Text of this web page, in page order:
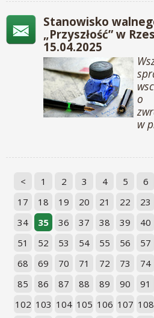
Stanowisko
„Przyszłość” w
15.04.2025
o
w
< 1 2 3 4 5 6
17
18 19 20 21 22 23
34
35 36 37 38 39 40
51
52 53 54 55 56 57
68
69 70 71 72 73 74
85
86 87 88 89 90 91
102 103 104 105 106 107 108